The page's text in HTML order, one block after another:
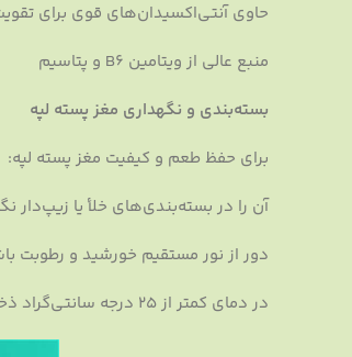
حاوی آنتی‌اکسیدان‌های قوی برای
منبع عالی از ویتامین B6 و پتاسیم
بسته‌بندی و نگهداری مغز پسته لپه
برای حفظ طعم و کیفیت مغز پسته لپه:
آن را در بسته‌بندی‌های خلأ یا زیپ‌دار
دور از نور مستقیم خورشید و رطوبت
در دمای کمتر از ۲۵ درجه سانتی‌گراد ذخیره شود.